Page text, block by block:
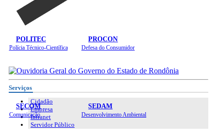
POLITEC
Polícia Técnico-Científica
PROCON
Defesa do Consumidor
SECOM
Comunicação
SEDAM
Desenvolvimento Ambiental
Serviços
Cidadão
Empresa
Intranet
Servidor Público